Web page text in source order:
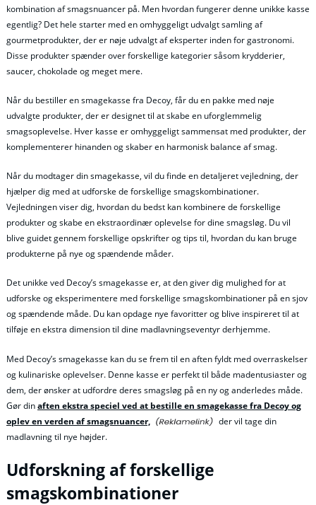
kombination af smagsnuancer på. Men hvordan fungerer denne unikke kasse
egentlig? Det hele starter med en omhyggeligt udvalgt samling af
gourmetprodukter, der er nøje udvalgt af eksperter inden for gastronomi.
Disse produkter spænder over forskellige kategorier såsom krydderier,
saucer, chokolade og meget mere.
Når du bestiller en smagekasse fra Decoy, får du en pakke med nøje
udvalgte produkter, der er designet til at skabe en uforglemmelig
smagsoplevelse. Hver kasse er omhyggeligt sammensat med produkter, der
komplementerer hinanden og skaber en harmonisk balance af smag.
Når du modtager din smagekasse, vil du finde en detaljeret vejledning, der
hjælper dig med at udforske de forskellige smagskombinationer.
Vejledningen viser dig, hvordan du bedst kan kombinere de forskellige
produkter og skabe en ekstraordinær oplevelse for dine smagsløg. Du vil
blive guidet gennem forskellige opskrifter og tips til, hvordan du kan bruge
produkterne på nye og spændende måder.
Det unikke ved Decoy’s smagekasse er, at den giver dig mulighed for at
udforske og eksperimentere med forskellige smagskombinationer på en sjov
og spændende måde. Du kan opdage nye favoritter og blive inspireret til at
tilføje en ekstra dimension til dine madlavningseventyr derhjemme.
Med Decoy’s smagekasse kan du se frem til en aften fyldt med overraskelser
og kulinariske oplevelser. Denne kasse er perfekt til både madentusiaster og
dem, der ønsker at udfordre deres smagsløg på en ny og anderledes måde.
Gør dinaften ekstra speciel ved at bestille en smagekasse fra Decoy og
oplev en verden af smagsnuancer,
der vil tage din
madlavning til nye højder.
Udforskning af forskellige
smagskombinationer